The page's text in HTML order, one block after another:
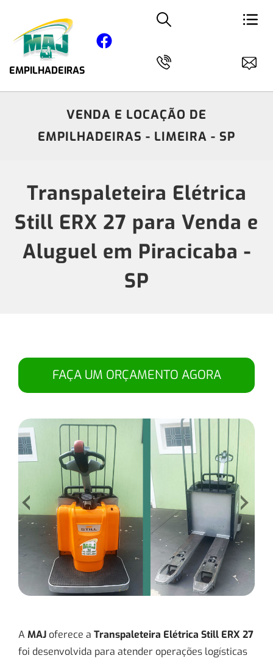
EMPILHADEIRAS
VENDA E LOCAÇÃO DE
EMPILHADEIRAS - LIMEIRA - SP
Transpaleteira Elétrica
Still ERX 27 para Venda e
Aluguel em Piracicaba -
SP
FAÇA UM ORÇAMENTO AGORA
A MAJ oferece a Transpaleteira Elétrica Still ERX 27
foi desenvolvida para atender operações logísticas